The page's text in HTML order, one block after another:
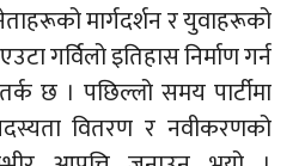
मार्गदर्शन र युवाहरूको
गर्विलो इतिहास निर्माण गर्न
छ । पछिल्लो समय पार्टीमा
वितरण र नवीकरणको